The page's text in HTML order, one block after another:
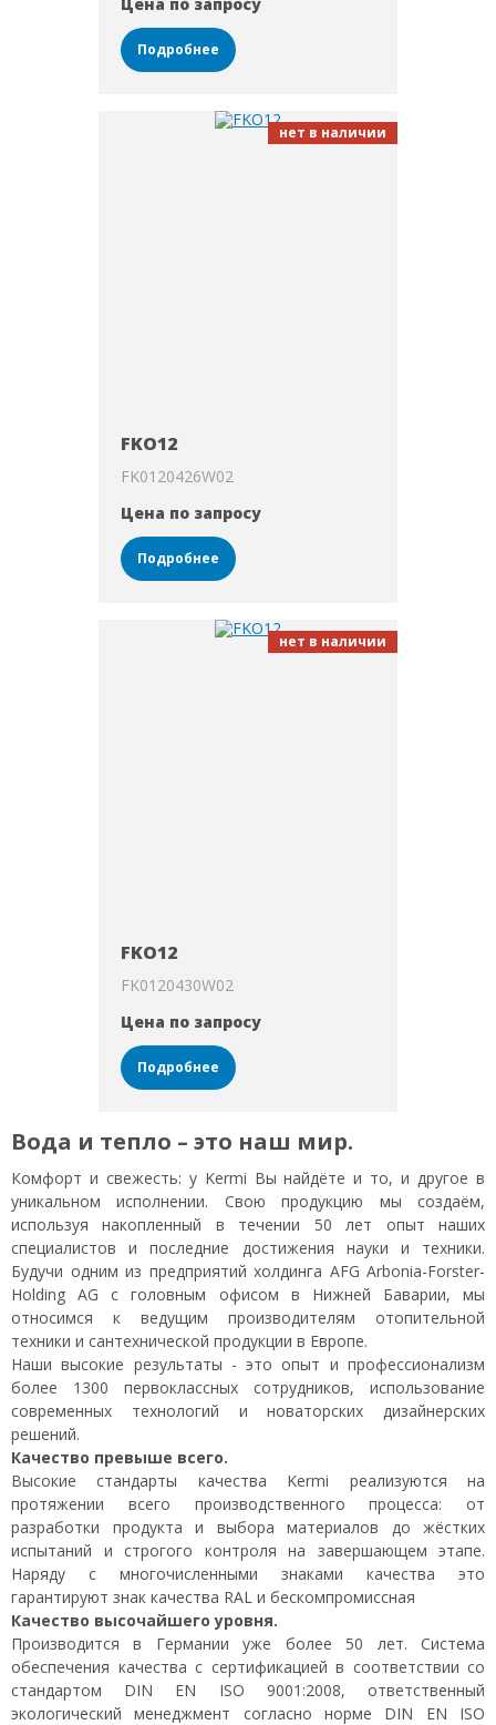
Подробнее
нет в наличии
FKO12
FK0120426W02
Цена по запросу
Подробнее
нет в наличии
FKO12
FK0120430W02
Цена по запросу
Подробнее
Вода и тепло – это наш мир.
Комфорт и свежесть: у Kermi Вы найдёте и то, и другое в
уникальном исполнении. Свою продукцию мы создаём,
используя накопленный в течении 50 лет опыт наших
специалистов и последние достижения науки и техники.
Будучи одним из предприятий холдинга AFG Arbonia-Forster-
Holding AG с головным офисом в Нижней Баварии, мы
относимся к ведущим производителям отопительной
техники и сантехнической продукции в Европе.
Наши высокие результаты - это опыт и профессионализм
более 1300 первоклассных сотрудников, использование
современных технологий и новаторских дизайнерских
решений.
Качество превыше всего.
Высокие стандарты качества Kermi реализуются на
протяжении всего производственного процесса: от
разработки продукта и выбора материалов до жёстких
испытаний и строгого контроля на завершающем этапе.
Наряду с многочисленными знаками качества это
гарантируют знак качества RAL и бескомпромиссная
Качество высочайшего уровня.
Производится в Германии уже более 50 лет. Система
обеспечения качества с сертификацией в соответствии со
стандартом DIN EN ISO 9001:2008, ответственный
экологический менеджмент согласно норме DIN EN ISO